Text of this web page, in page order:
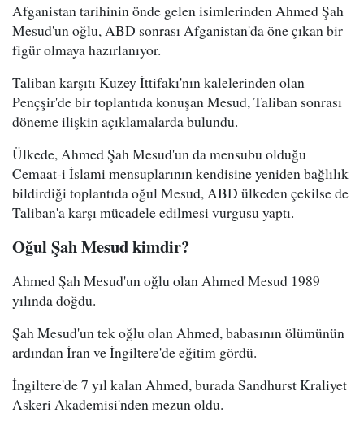
Afganistan tarihinin önde gelen isimlerinden Ahmed Şah
Mesud'un oğlu, ABD sonrası Afganistan'da öne çıkan bir
figür olmaya hazırlanıyor.
Taliban karşıtı Kuzey İttifakı'nın kalelerinden olan
Pençşir'de bir toplantıda konuşan Mesud, Taliban sonrası
döneme ilişkin açıklamalarda bulundu.
Ülkede, Ahmed Şah Mesud'un da mensubu olduğu
Cemaat-i İslami mensuplarının kendisine yeniden bağlılık
bildirdiği toplantıda oğul Mesud, ABD ülkeden çekilse de
Taliban'a karşı mücadele edilmesi vurgusu yaptı.
Oğul Şah Mesud kimdir?
Ahmed Şah Mesud'un oğlu olan Ahmed Mesud 1989
yılında doğdu.
Şah Mesud'un tek oğlu olan Ahmed, babasının ölümünün
ardından İran ve İngiltere'de eğitim gördü.
İngiltere'de 7 yıl kalan Ahmed, burada Sandhurst Kraliyet
Askeri Akademisi'nden mezun oldu.